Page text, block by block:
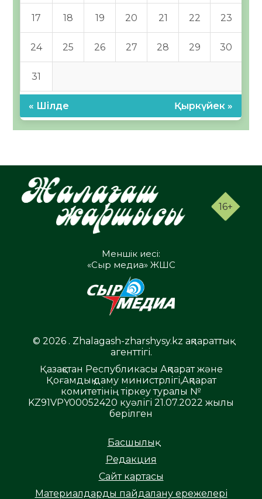
17 18 19 20 21 22 23
24 25 26 27 28 29 30
31
« Шілде Қыркүйек »
16+
Меншік иесі:
«Сыр медиа» ЖШС
© 2026 . Zhalagash-zharshysy.kz ақпараттық
агенттігі.
Қазақстан Республикасы Ақпарат және
Қоғамдық даму министрлігі,Ақпарат
комитетінің тіркеу туралы №
KZ91VPY00052420 куәлігі 21.07.2022 жылы
берілген
Басшылық
Редакция
Сайт картасы
Материалдарды пайдалану ережелері